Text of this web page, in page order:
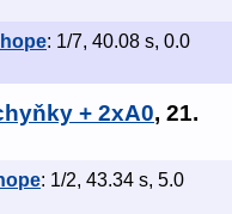
: 1/7, 40.08 s, 0.0
+ 2xA0, 21.
: 1/2, 43.34 s, 5.0